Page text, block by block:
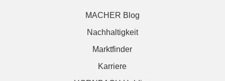
MACHER Blog
Nachhaltigkeit
Marktfinder
Karriere